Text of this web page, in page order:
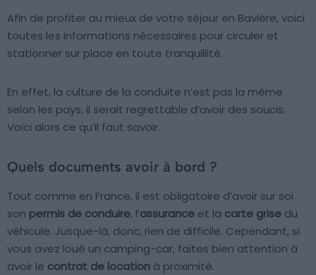
Afin de profiter au mieux de votre séjour en Bavière, voici
toutes les informations nécessaires pour circuler et
stationner sur place en toute tranquillité.
En effet, la culture de la conduite n’est pas la même
selon les pays, il serait regrettable d’avoir des soucis.
Voici alors ce qu’il faut savoir.
Quels documents avoir à bord ?
Tout comme en France, il est obligatoire d’avoir sur soi
son permis de conduire, l’assurance et la carte grise du
véhicule. Jusque-là, donc, rien de difficile. Cependant, si
vous avez loué un camping-car, faites bien attention à
avoir le contrat de location à proximité.